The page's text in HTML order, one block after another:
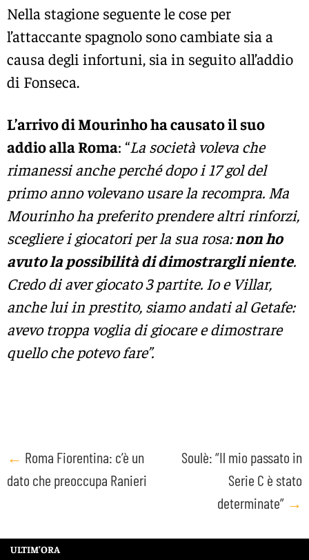
Nella stagione seguente le cose per
l’attaccante spagnolo sono cambiate sia a
causa degli infortuni, sia in seguito all’addio
di Fonseca.
L’arrivo di Mourinho ha causato il suo
addio alla Roma: “La società voleva che
rimanessi anche perché dopo i 17 gol del
primo anno volevano usare la recompra. Ma
Mourinho ha preferito prendere altri rinforzi,
scegliere i giocatori per la sua rosa:non ho
avuto la possibilità di dimostrargli niente.
Credo di aver giocato 3 partite. Io e Villar,
anche lui in prestito, siamo andati al Getafe:
avevo troppa voglia di giocare e dimostrare
quello che potevo fare”.
Post
navigation
← Roma Fiorentina: c’è un
dato che preoccupa Ranieri
Soulè: “Il mio passato in
Serie C è stato
determinate” →
ULTIM’ORA